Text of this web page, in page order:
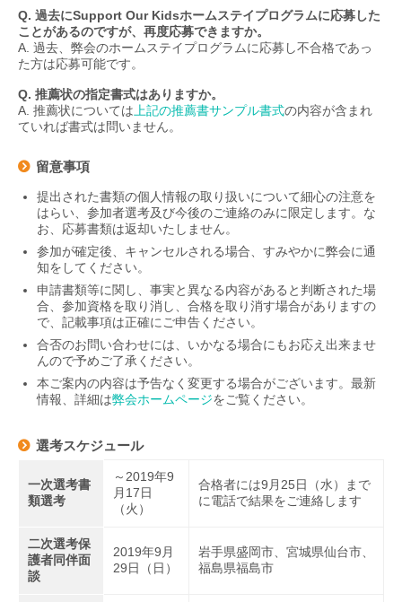
Q. 過去にSupport Our Kidsホームステイプログラムに応募した
ことがあるのですが、再度応募できますか。
A. 過去、弊会のホームステイプログラムに応募し不合格であっ
た方は応募可能です。
Q. 推薦状の指定書式はありますか。
A. 推薦状については 上記の推薦書サンプル書式の内容が含まれ
ていれば書式は問いません。
留意事項
提出された書類の個人情報の取り扱いについて細心の注意を
はらい、参加者選考及び今後のご連絡のみに限定します。な
お、応募書類は返却いたしません。
参加が確定後、キャンセルされる場合、すみやかに弊会に通
知をしてください。
申請書類等に関し、事実と異なる内容があると判断された場
合、参加資格を取り消し、合格を取り消す場合がありますの
で、記載事項は正確にご申告ください。
合否のお問い合わせには、いかなる場合にもお応え出来ませ
んので予めご了承ください。
本ご案内の内容は予告なく変更する場合がございます。最新
情報、詳細は弊会ホームページをご覧ください。
選考スケジュール
一次選考書
類選考
～2019年9
月17日
（火）
合格者には9月25日（水）まで
に電話で結果をご連絡します
二次選考保
護者同伴面
談
2019年9月
29日（日）
岩手県盛岡市、宮城県仙台市、
福島県福島市